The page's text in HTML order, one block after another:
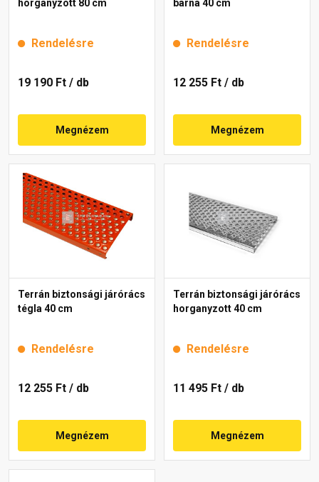
horganyzott 80 cm
Rendelésre
19 190 Ft / db
Megnézem
barna 40 cm
Rendelésre
12 255 Ft / db
Megnézem
Terrán biztonsági járórács
tégla 40 cm
Rendelésre
12 255 Ft / db
Megnézem
Terrán biztonsági járórács
horganyzott 40 cm
Rendelésre
11 495 Ft / db
Megnézem